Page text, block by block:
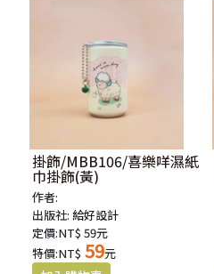
掛飾/MBB106/喜樂咩濕紙
巾掛飾(黃)
作者:
出版社: 給好設計
定價:NT$ 59元
特價:NT$ 59元